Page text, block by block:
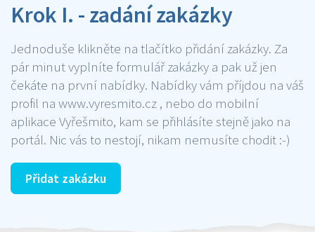
Krok I. - zadání zakázky
Jednoduše klikněte na tlačítko přidání zakázky. Za
pár minut vyplníte formulář zakázky a pak už jen
čekáte na první nabídky. Nabídky vám příjdou na váš
profil na www.vyresmito.cz , nebo do mobilní
aplikace Vyřešmito, kam se přihlásíte stejně jako na
portál. Nic vás to nestojí, nikam nemusíte chodit :-)
Přidat zakázku